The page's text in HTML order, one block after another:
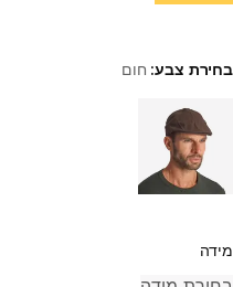
בחירת צבע: חום
Choose a variant
מידה